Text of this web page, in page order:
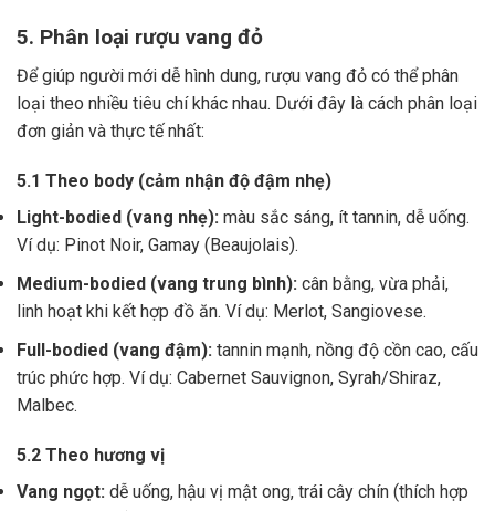
5. Phân loại rượu vang đỏ
Để giúp người mới dễ hình dung, rượu vang đỏ có thể phân
loại theo nhiều tiêu chí khác nhau. Dưới đây là cách phân loại
đơn giản và thực tế nhất:
5.1 Theo body (cảm nhận độ đậm nhẹ)
Light-bodied (vang nhẹ): màu sắc sáng, ít tannin, dễ uống.
Ví dụ: Pinot Noir, Gamay (Beaujolais).
Medium-bodied (vang trung bình): cân bằng, vừa phải,
linh hoạt khi kết hợp đồ ăn. Ví dụ: Merlot, Sangiovese.
Full-bodied (vang đậm): tannin mạnh, nồng độ cồn cao, cấu
trúc phức hợp. Ví dụ: Cabernet Sauvignon, Syrah/Shiraz,
Malbec.
5.2 Theo hương vị
Vang ngọt: dễ uống, hậu vị mật ong, trái cây chín (thích hợp